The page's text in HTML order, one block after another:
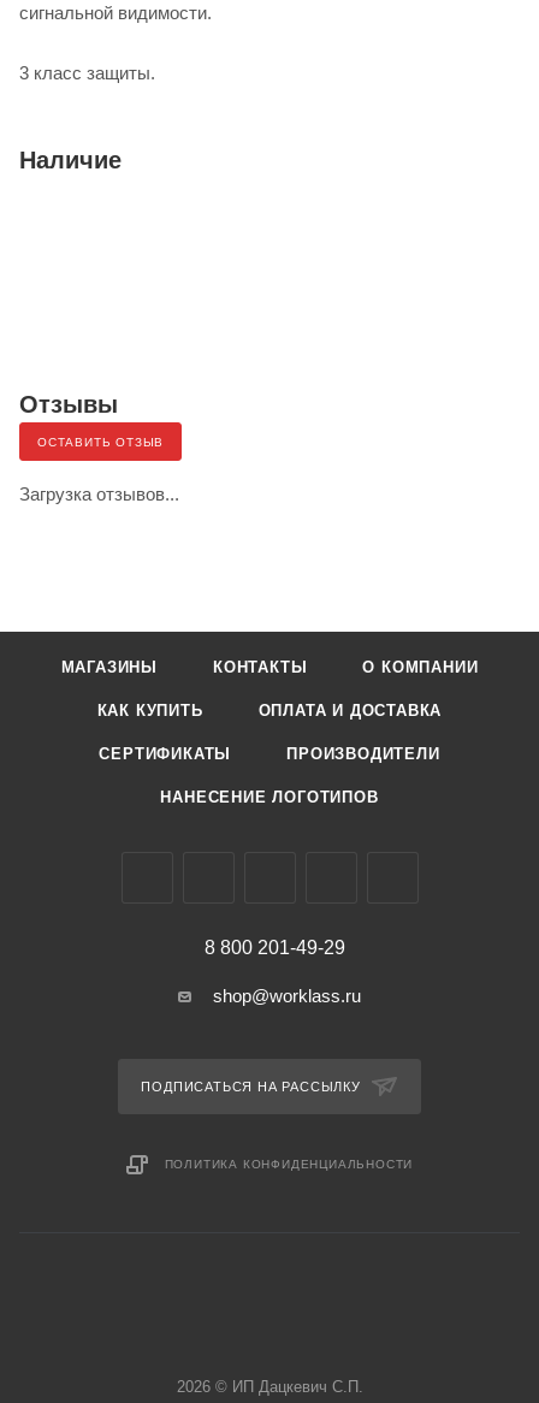
сигнальной видимости.
3 класс защиты.
Наличие
Отзывы
ОСТАВИТЬ ОТЗЫВ
Загрузка отзывов...
МАГАЗИНЫ КОНТАКТЫ О КОМПАНИИ
КАК КУПИТЬ ОПЛАТА И ДОСТАВКА
СЕРТИФИКАТЫ ПРОИЗВОДИТЕЛИ
НАНЕСЕНИЕ ЛОГОТИПОВ
8 800 201-49-29
shop@worklass.ru
ПОДПИСАТЬСЯ НА РАССЫЛКУ
ПОЛИТИКА КОНФИДЕНЦИАЛЬНОСТИ
2026 © ИП Дацкевич С.П.